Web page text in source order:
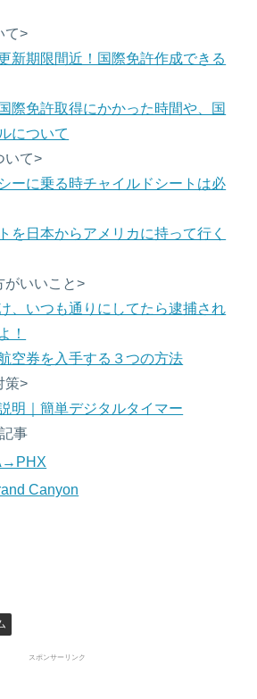
て>
新期限間近！国際免許作成できる
際免許取得にかかった時間や、国
について
いて>
ーに乗る時チャイルドシートは必
を日本からアメリカに持って行く
がいいこと>
、いつも通りにしてたら逮捕され
！
空券を入手する３つの方法
策>
明｜簡単デジタルタイマー
事
Canyon
スポンサーリンク